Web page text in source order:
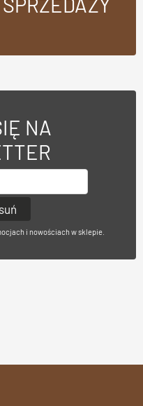
NA
i nowościach w sklepie.